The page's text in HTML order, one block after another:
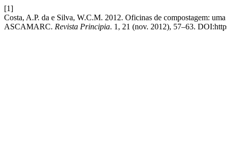
[1]
Costa, A.P. da e Silva, W.C.M. 2012. Oficinas de compostagem:
ASCAMARC. Revista Principia. 1, 21 (nov. 2012), 57–63.